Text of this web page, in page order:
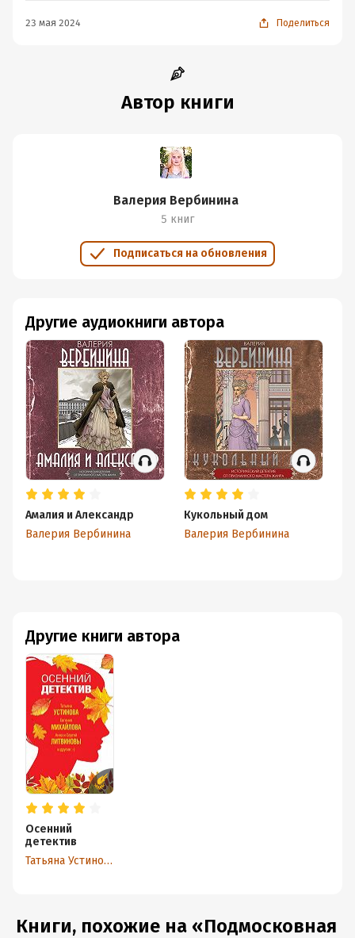
23 мая 2024 Поделиться
Автор книги
Валерия Вербинина
5 книг
Подписаться на обновления
Другие книги автора
Осенний
детектив
Татьяна Устинова
Другие аудиокниги автора
Амалия и Александр
Валерия Вербинина
Кукольный дом
Валерия Вербинина
Книги, похожие на «Подмосковная